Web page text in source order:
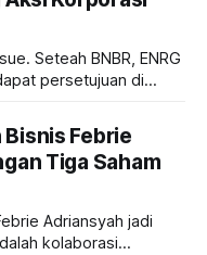
Seteah BNBR, ENRG
persetujuan di
Febrie
Tiga Saham
Adriansyah jadi
kolaborasi